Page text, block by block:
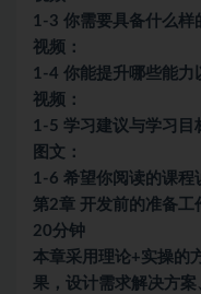
1-3 你需要具备什么样
视频：
1-4 你能提升哪些能力
视频：
1-5 学习建议与学习目
图文：
1-6 希望你阅读的课程
第2章 开发前的准备工
20分钟
本章采用理论+实操的
果，设计需求解决方